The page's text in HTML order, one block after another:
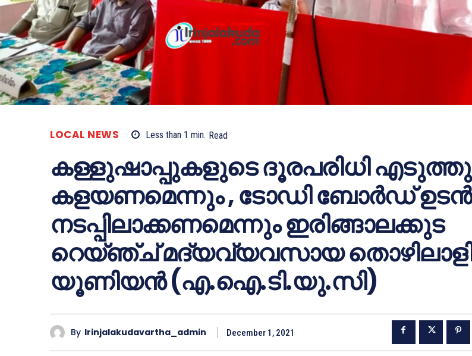
LOCAL NEWS Less than 1 min. Read
കള്ളുഷാപ്പുകളുടെ ദൂരപരിധി എടുത്തു
കളയണമെന്നും , ടോഡി ബോർഡ് ഉടൻ
നടപ്പിലാക്കണമെന്നും ഇരിങ്ങാലക്കുട
റെയ്ഞ്ച് മദ്യവ്യവസായ തൊഴിലാളി
യൂണിയൻ (എ.ഐ.ടി.യു.സി)
By Irinjalakudavartha_admin December 1, 2021